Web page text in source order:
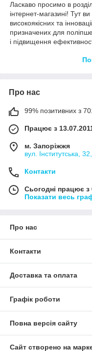
Ласкаво просимо в
інтернет-магазині! Тут
високоякісних та
призначених для
і підвищення
характеристики, щоб
з кнопками, що
Багато з наших мишей
сенсорами, що
Деякі моделі мають
щоб забезпечити
періодів часу.
всі ваші запитання і
вам вибрати ідеальну
забезпечити найкращий
комп'ютером.
Про нас
99% позитивних з
Працює з
м. Запоріжжя
вул. Інститутська,
Контакти
Сьогодні працює з
Показати весь
Про нас
Контакти
Доставка та оплата
Графік роботи
Повна версія сайту
Сайт створено на